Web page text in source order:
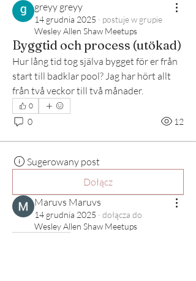
greyy greyy
14 grudnia 2025 · postuje w grupie
Wesley Allen Shaw Meetups
Byggtid och process (utökad)
Hur lång tid tog själva bygget för er från
start till badklar pool? Jag har hört allt
från två veckor till två månader.
0
0 12
Sugerowany post
Dołącz
Maruvs Maruvs
14 grudnia 2025 · dołącza do
Wesley Allen Shaw Meetups